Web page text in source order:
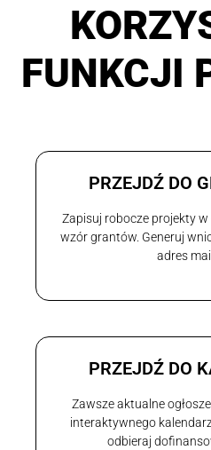
FUNKCJI
PRZEJDŹ DO
Zapisuj robocze projekty
wzór grantów. Generuj
adres
PRZEJDŹ DO
Zawsze aktualne
interaktywnego
odbieraj